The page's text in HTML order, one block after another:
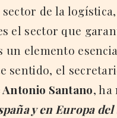
de la
el sector que
un elemento
sentido, el
Antonio Santano, ha
y en Europa